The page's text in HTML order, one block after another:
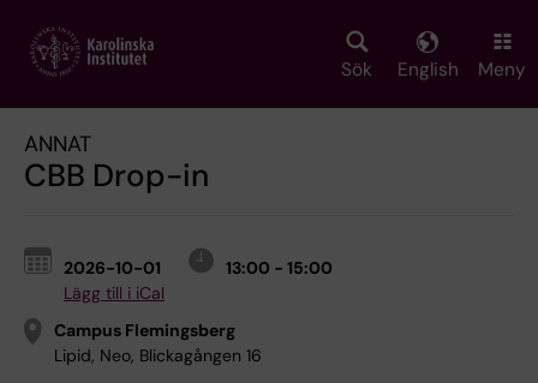
main
Sök English Meny
ANNAT
CBB Drop-in
2026-10-01
13:00 - 15:00
Lägg till i iCal
Campus Flemingsberg
Lipid, Neo, Blickagången 16